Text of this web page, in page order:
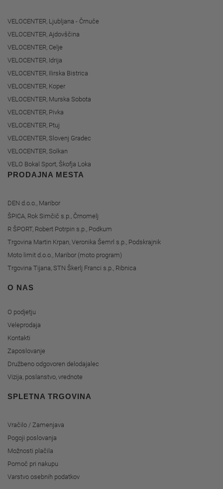
VELOCENTER, Ljubljana - Črnuče
VELOCENTER, Ajdovščina
VELOCENTER, Celje
VELOCENTER, Idrija
VELOCENTER, Ilirska Bistrica
VELOCENTER, Koper
VELOCENTER, Murska Sobota
VELOCENTER, Pivka
VELOCENTER, Ptuj
VELOCENTER, Slovenj Gradec
VELOCENTER, Solkan
VELO Bokal Sport, Škofja Loka
PRODAJNA MESTA
DEN d.o.o., Maribor
ŠPICA, Rok Simčič s.p., Črnomelj
R ŠPORT, Robert Potrpin s.p., Podkum
Trgovina Martin Krpan, Veronika Šemrl s.p., Podskrajnik
Moto limit d.o.o., Maribor (moto program)
Trgovina Tijana, STN Škerlj Franci s.p., Ribnica
O NAS
O podjetju
Veleprodaja
Kontakti
Zaposlovanje
Družbeno odgovoren delodajalec
Vizija, poslanstvo, vrednote
SPLETNA TRGOVINA
Vračilo / Zamenjava
Pogoji poslovanja
Možnosti plačila
Pomoč pri nakupu
Varstvo osebnih podatkov